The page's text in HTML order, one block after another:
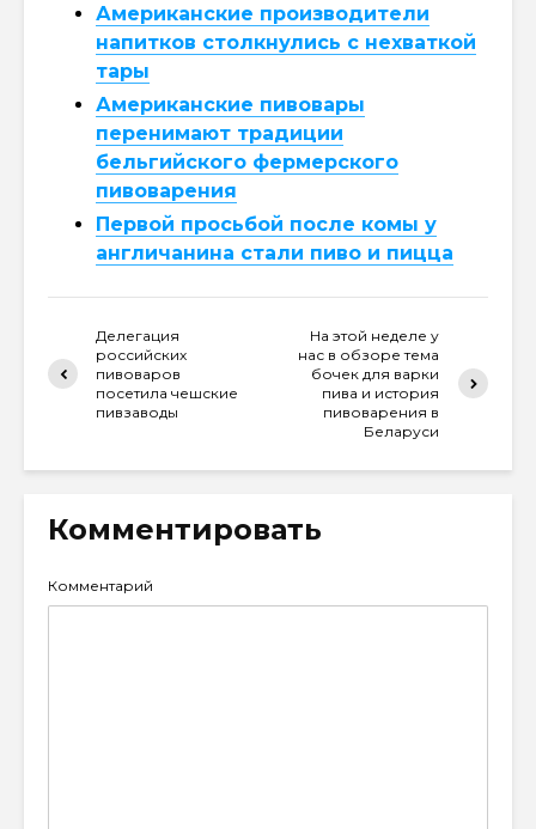
Американские производители
напитков столкнулись с нехваткой
тары
Американские пивовары
перенимают традиции
бельгийского фермерского
пивоварения
Первой просьбой после комы у
англичанина стали пиво и пицца
Делегация
российских
пивоваров
посетила чешские
пивзаводы
На этой неделе у
нас в обзоре тема
бочек для варки
пива и история
пивоварения в
Беларуси
Комментировать
Комментарий